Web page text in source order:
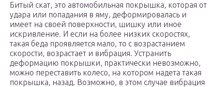
Битый скат, это автомобильная покрышка, которая от
удара или попадания в яму, деформировалась и
имеет на своей поверхности, шишку или иное
искривление. И если на более низких скоростях,
такая беда проявляется мало, то с возрастанием
скорости, возрастает и вибрация. Устранить
деформацию покрышки, практически невозможно,
можно переставить колесо, на котором надета такая
покрышка, назад. Возможно, в этом случае вибрация